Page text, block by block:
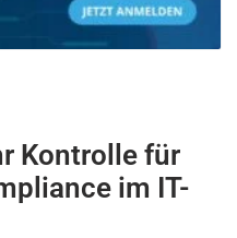
Kontrolle für
im IT-